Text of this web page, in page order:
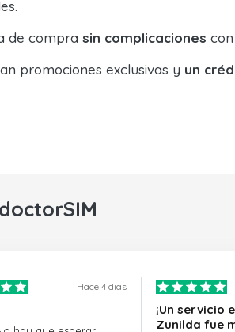
de compra sin complicaciones
promociones exclusivas y un
Hace 4 dias
¡Un servicio
Zunilda fue